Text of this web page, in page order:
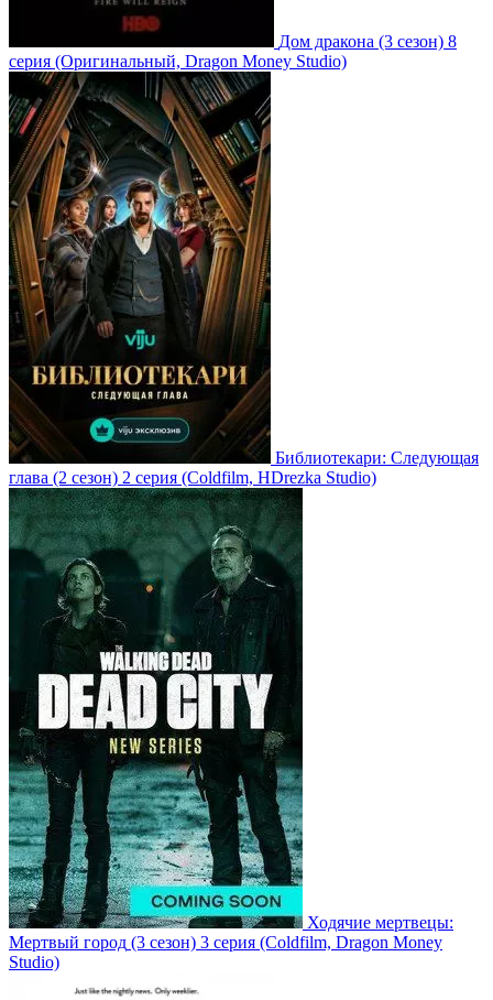
Дом дракона (3 сезон) 8
серия (Оригинальный, Dragon Money Studio)
Библиотекари: Следующая
глава (2 сезон) 2 серия (Coldfilm, HDrezka Studio)
Ходячие мертвецы:
Мертвый город (3 сезон) 3 серия (Coldfilm, Dragon Money
Studio)